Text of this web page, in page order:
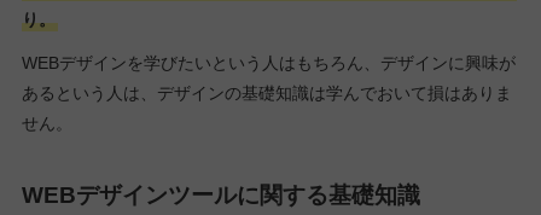
り。
WEBデザインを学びたいという人はもちろん、デザインに興味が
あるという人は、デザインの基礎知識は学んでおいて損はありま
せん。
WEBデザインツールに関する基礎知識